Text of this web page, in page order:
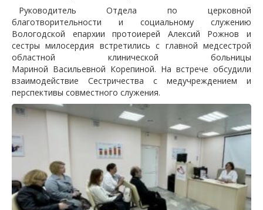
Руководитель Отдела по церковной
благотворительности и социальному служению
Вологодской епархии протоиерей Алексий Рожнов и
сестры милосердия встретились с главной медсестрой
областной клинической больницы
Мариной Васильевной Корепиной. На встрече обсудили
взаимодействие Сестричества с медучреждением и
перспективы совместного служения.